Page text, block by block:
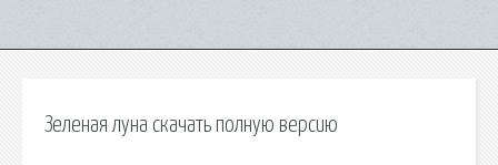
Зеленая луна скачать полную версию